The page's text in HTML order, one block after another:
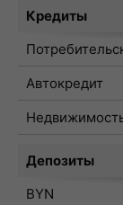
Кредиты
Автокредит
Депозиты
BYN